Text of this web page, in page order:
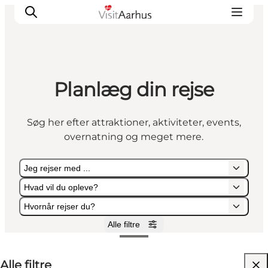
Oplevelser
Kalender
Byer og steder
Transport
Planlæg din rejse
Søg her efter attraktioner, aktiviteter, events,
overnatning og meget mere.
Jeg rejser med ...
Hvad vil du opleve?
Hvornår rejser du?
Alle filtre
Jeg rejser med ...
Hvad vil du opleve?
Hvornår rejser du?
Alle filtre